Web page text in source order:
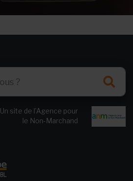
Un site de l’Agence pour
le Non-Marchand